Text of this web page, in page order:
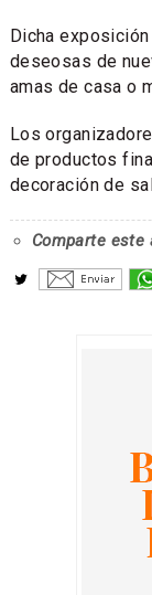
Dicha
deseosas de
amas de casa o
Los
de productos
decoración de
Comparte este